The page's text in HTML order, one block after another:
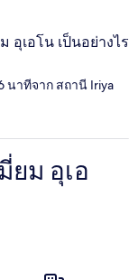
อุเอโน เป็นอย่างไร
นาทีจาก สถานี Iriya
ยม อุเอ